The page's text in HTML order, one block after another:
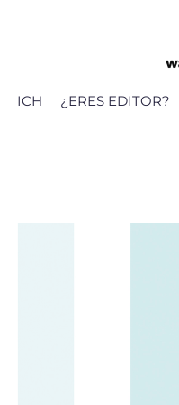
ICH ¿ERES EDITOR?